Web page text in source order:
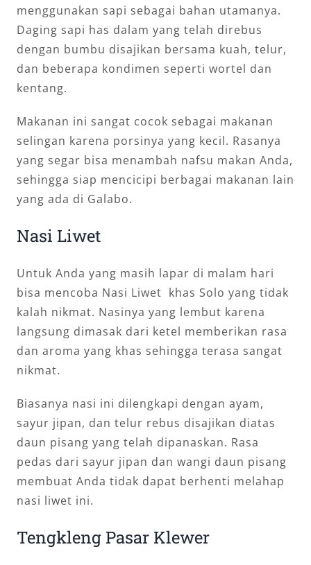
menggunakan sapi sebagai bahan utamanya.
Daging sapi has dalam yang telah direbus
dengan bumbu disajikan bersama kuah, telur,
dan beberapa kondimen seperti wortel dan
kentang.
Makanan ini sangat cocok sebagai makanan
selingan karena porsinya yang kecil. Rasanya
yang segar bisa menambah nafsu makan Anda,
sehingga siap mencicipi berbagai makanan lain
yang ada di Galabo.
Nasi Liwet
Untuk Anda yang masih lapar di malam hari
bisa mencoba Nasi Liwet khas Solo yang tidak
kalah nikmat. Nasinya yang lembut karena
langsung dimasak dari ketel memberikan rasa
dan aroma yang khas sehingga terasa sangat
nikmat.
Biasanya nasi ini dilengkapi dengan ayam,
sayur jipan, dan telur rebus disajikan diatas
daun pisang yang telah dipanaskan. Rasa
pedas dari sayur jipan dan wangi daun pisang
membuat Anda tidak dapat berhenti melahap
nasi liwet ini.
Tengkleng Pasar Klewer